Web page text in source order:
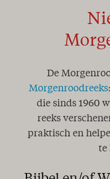
De
Morgenroodreeks
die sinds 1960
reeks
praktisch en
te